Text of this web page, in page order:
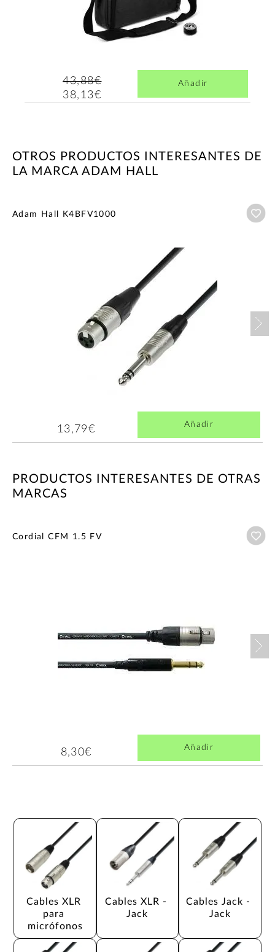
43,88€
38,13€
Añadir
OTROS PRODUCTOS INTERESANTES DE
LA MARCA ADAM HALL
Adam Hall K4BFV1000
13,79€ Añadir
PRODUCTOS INTERESANTES DE OTRAS
MARCAS
Cordial CFM 1.5 FV
8,30€ Añadir
Cables XLR
para
micrófonos
Cables XLR -
Jack
Cables Jack -
Jack